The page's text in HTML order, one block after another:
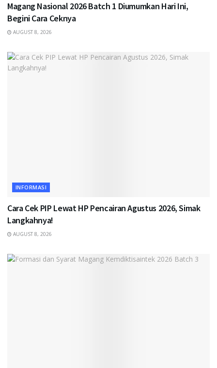
Magang Nasional 2026 Batch 1 Diumumkan Hari Ini,
Begini Cara Ceknya
AUGUST 8, 2026
INFORMASI
Cara Cek PIP Lewat HP Pencairan Agustus 2026, Simak
Langkahnya!
AUGUST 8, 2026